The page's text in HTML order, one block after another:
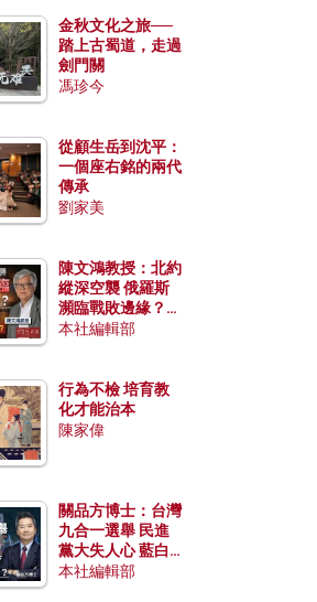
金秋文化之旅──
踏上古蜀道，走過
劍門關
馮珍今
從顧生岳到沈平：
一個座右銘的兩代
傳承
劉家美
陳文鴻教授：北約
縱深空襲 俄羅斯
瀕臨戰敗邊緣？中
國零部件能左右戰
本社編輯部
行為不檢 培育教
化才能治本
陳家偉
關品方博士：台灣
九合一選舉 民進
黨大失人心 藍白
合作有望拿下七成
本社編輯部